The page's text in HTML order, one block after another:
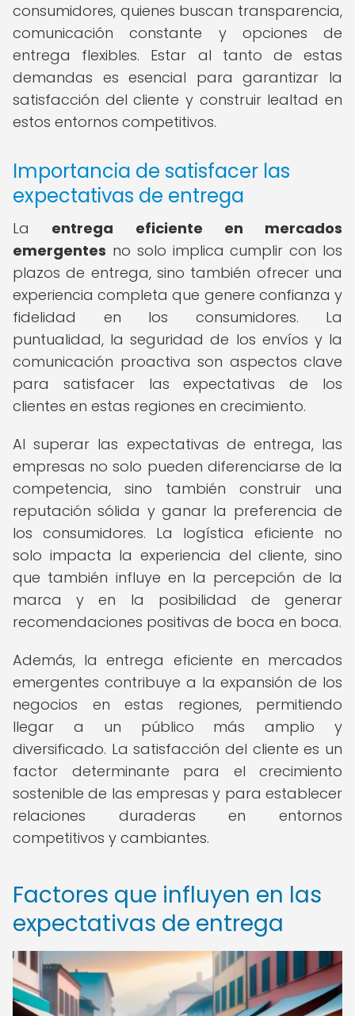
consumidores, quienes buscan transparencia,
comunicación constante y opciones de
entrega flexibles. Estar al tanto de estas
demandas es esencial para garantizar la
satisfacción del cliente y construir lealtad en
estos entornos competitivos.
Importancia de satisfacer las
expectativas de entrega
La entrega eficiente en mercados
emergentes no solo implica cumplir con los
plazos de entrega, sino también ofrecer una
experiencia completa que genere confianza y
fidelidad en los consumidores. La
puntualidad, la seguridad de los envíos y la
comunicación proactiva son aspectos clave
para satisfacer las expectativas de los
clientes en estas regiones en crecimiento.
Al superar las expectativas de entrega, las
empresas no solo pueden diferenciarse de la
competencia, sino también construir una
reputación sólida y ganar la preferencia de
los consumidores. La logística eficiente no
solo impacta la experiencia del cliente, sino
que también influye en la percepción de la
marca y en la posibilidad de generar
recomendaciones positivas de boca en boca.
Además, la entrega eficiente en mercados
emergentes contribuye a la expansión de los
negocios en estas regiones, permitiendo
llegar a un público más amplio y
diversificado. La satisfacción del cliente es un
factor determinante para el crecimiento
sostenible de las empresas y para establecer
relaciones duraderas en entornos
competitivos y cambiantes.
Factores que influyen en las
expectativas de entrega